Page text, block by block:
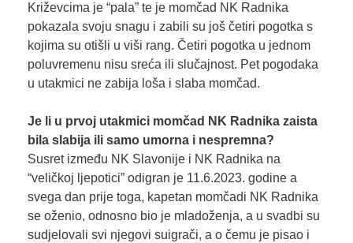
Križevcima je “pala” te je momčad NK Radnika
pokazala svoju snagu i zabili su još četiri pogotka s
kojima su otišli u viši rang. Četiri pogotka u jednom
poluvremenu nisu sreća ili slučajnost. Pet pogodaka
u utakmici ne zabija loša i slaba momčad.
Je li u prvoj utakmici momčad NK Radnika zaista
bila slabija ili samo umorna i nespremna?
Susret između NK Slavonije i NK Radnika na
“veličkoj ljepotici” odigran je 11.6.2023. godine a
svega dan prije toga, kapetan momčadi NK Radnika
se oženio, odnosno bio je mladoženja, a u svadbi su
sudjelovali svi njegovi suigrači, a o čemu je pisao i